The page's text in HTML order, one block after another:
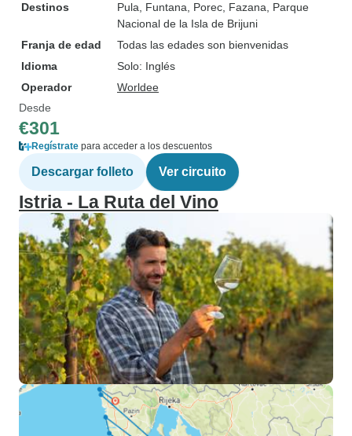
Destinos
Pula , Funtana , Porec , Fazana , Parque
Nacional de la Isla de Brijuni
Franja de edad
Todas las edades son bienvenidas
Idioma
Solo: Inglés
Operador
Worldee
Desde
€301
Regístrate para acceder a los descuentos
Descargar folleto Ver circuito
Istria - La Ruta del Vino